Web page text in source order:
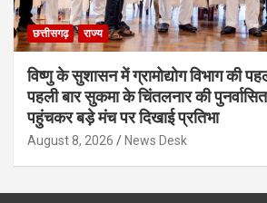
छत्तीसगढ़ राज्य
विष्णु के सुशासन में ग्रामोद्योग विभाग की
पहली बार सुकमा के चिंतलनार की
पहुंचकर बड़े मंच पर दिखाई प्रतिभा
August 8, 2026 News Desk